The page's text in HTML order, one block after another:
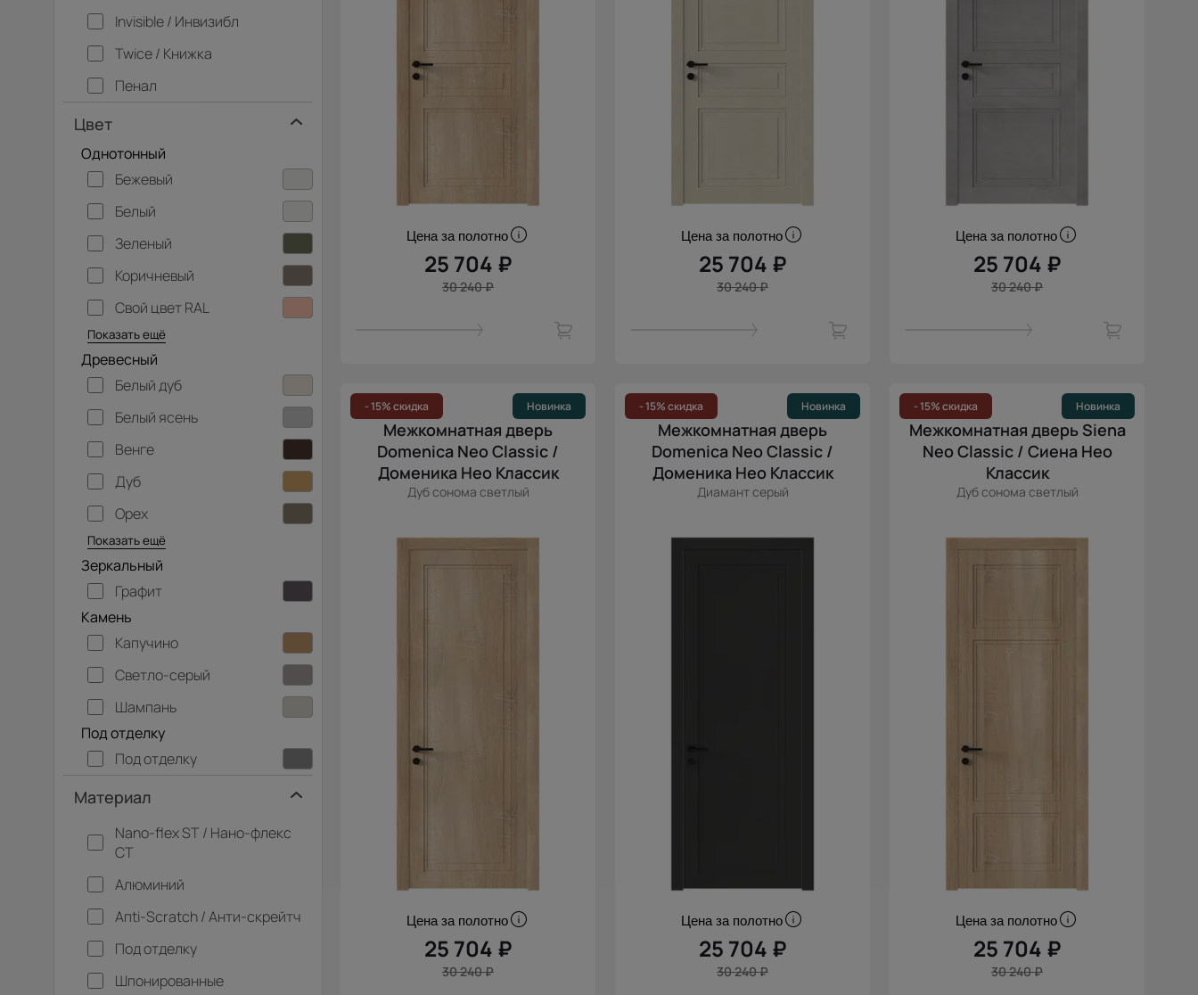
Invisible / Инвизибл
Twice / Книжка
Пенал
Цвет
Однотонный
Бежевый
Белый
Зеленый
Коричневый
Свой цвет RAL
Серебристый
Серый
Темно-серый
Хаки
Черный
Показать ещё
Древесный
Белый дуб
Белый ясень
Венге
Дуб
Орех
Серый дуб
Показать ещё
Зеркальный
Графит
Камень
Капучино
Светло-серый
Шампань
Под отделку
Под отделку
Материал
Nano-flex ST / Нано-флекс
СТ
Алюминий
Апti-Sсrаtсh / Анти-скрейтч
Под отделку
Шпонированные
Цена за полотно
25 704 ₽
30 240 ₽
Цена за полотно
25 704 ₽
30 240 ₽
Цена за полотно
25 704 ₽
30 240 ₽
- 15% скидка Новинка
Межкомнатная дверь
Domenica Neo Classic /
Доменика Нео Классик
Дуб сонома светлый
Цена за полотно
25 704 ₽
30 240 ₽
- 15% скидка Новинка
Межкомнатная дверь
Domenica Neo Classic /
Доменика Нео Классик
Диамант серый
Цена за полотно
25 704 ₽
30 240 ₽
- 15% скидка Новинка
Межкомнатная дверь Siena
Neo Classic / Сиена Нео
Классик
Дуб сонома светлый
Цена за полотно
25 704 ₽
30 240 ₽